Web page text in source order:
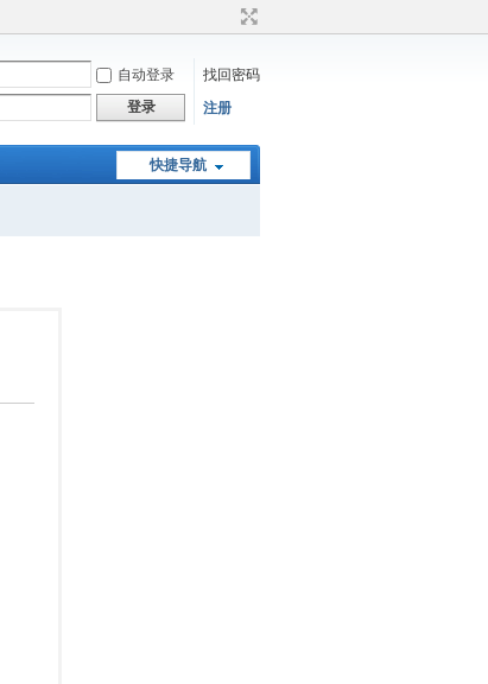
自动登录
找回密码
登录 注册
快捷导航